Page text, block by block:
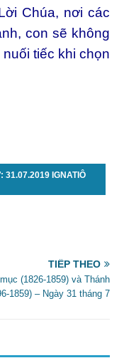
Chúa, nơi các
con sẽ không
tiếc khi chọn
31.07.2019 IGNATIÔ
TIẾP THEO
(1826-1859) và Thánh
1859) – Ngày 31 tháng 7